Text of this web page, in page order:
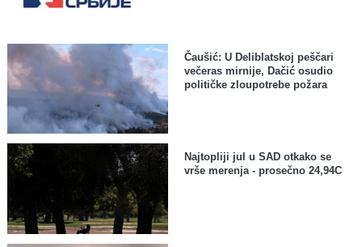
Čaušić: U Deliblatskoj peščari
večeras mirnije, Dačić osudio
političke zloupotrebe požara
Najtopliji jul u SAD otkako se
vrše merenja - prosečno 24,94C